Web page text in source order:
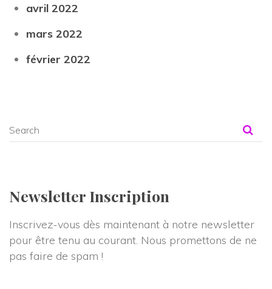
avril 2022
mars 2022
février 2022
Newsletter Inscription
Inscrivez-vous dès maintenant à notre newsletter
pour être tenu au courant. Nous promettons de ne
pas faire de spam !